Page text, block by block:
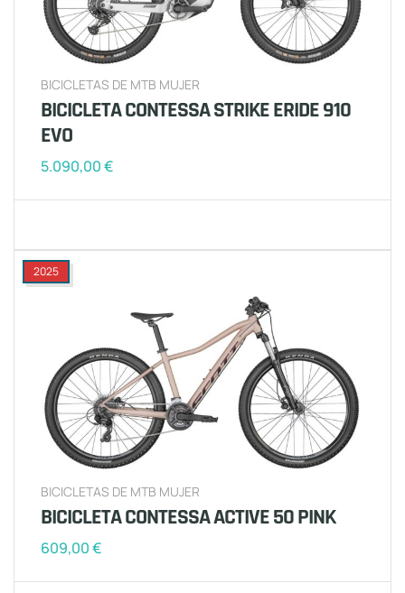
BICICLETAS DE MTB MUJER
BICICLETA CONTESSA STRIKE ERIDE 910
EVO
5.090,00€
2025
BICICLETAS DE MTB MUJER
BICICLETA CONTESSA ACTIVE 50 PINK
609,00€